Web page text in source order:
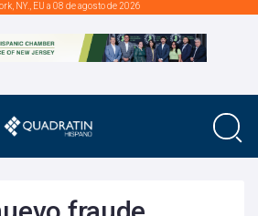
NY., EU a 08 de agosto de 2026